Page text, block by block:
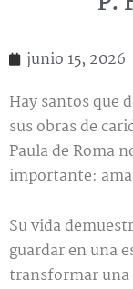
junio 15, 2026
Hay santos que
sus obras de
Paula de Roma
importante:
Su vida
guardar en una
transformar